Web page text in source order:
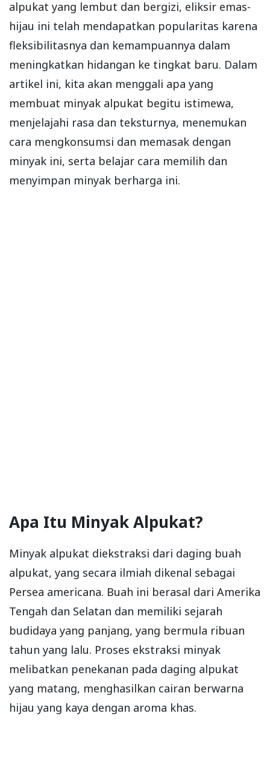
alpukat yang lembut dan bergizi, eliksir emas-
hijau ini telah mendapatkan popularitas karena
fleksibilitasnya dan kemampuannya dalam
meningkatkan hidangan ke tingkat baru. Dalam
artikel ini, kita akan menggali apa yang
membuat minyak alpukat begitu istimewa,
menjelajahi rasa dan teksturnya, menemukan
cara mengkonsumsi dan memasak dengan
minyak ini, serta belajar cara memilih dan
menyimpan minyak berharga ini.
Apa Itu Minyak Alpukat?
Minyak alpukat diekstraksi dari daging buah
alpukat, yang secara ilmiah dikenal sebagai
Persea americana. Buah ini berasal dari Amerika
Tengah dan Selatan dan memiliki sejarah
budidaya yang panjang, yang bermula ribuan
tahun yang lalu. Proses ekstraksi minyak
melibatkan penekanan pada daging alpukat
yang matang, menghasilkan cairan berwarna
hijau yang kaya dengan aroma khas.